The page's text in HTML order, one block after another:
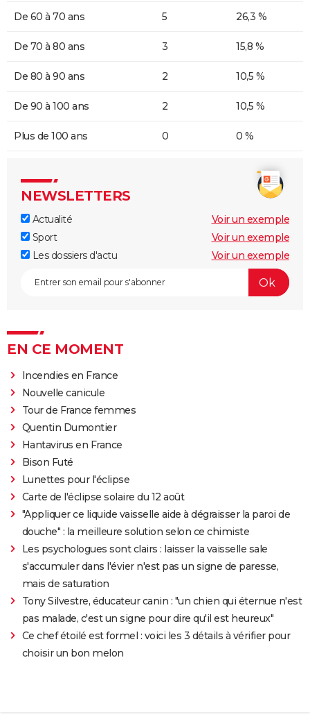
De 60 à 70 ans 5 26,3 %
De 70 à 80 ans 3 15,8 %
De 80 à 90 ans 2 10,5 %
De 90 à 100 ans 2 10,5 %
Plus de 100 ans 0 0 %
NEWSLETTERS
Actualité
Voir un exemple
Sport
Voir un exemple
Les dossiers d'actu
Voir un exemple
EN CE MOMENT
Incendies en France
Nouvelle canicule
Tour de France femmes
Quentin Dumontier
Hantavirus en France
Bison Futé
Lunettes pour l'éclipse
Carte de l'éclipse solaire du 12 août
"Appliquer ce liquide vaisselle aide à dégraisser la paroi de
douche" : la meilleure solution selon ce chimiste
Les psychologues sont clairs : laisser la vaisselle sale
s'accumuler dans l'évier n'est pas un signe de paresse,
mais de saturation
Tony Silvestre, éducateur canin : "un chien qui éternue n'est
pas malade, c'est un signe pour dire qu'il est heureux"
Ce chef étoilé est formel : voici les 3 détails à vérifier pour
choisir un bon melon